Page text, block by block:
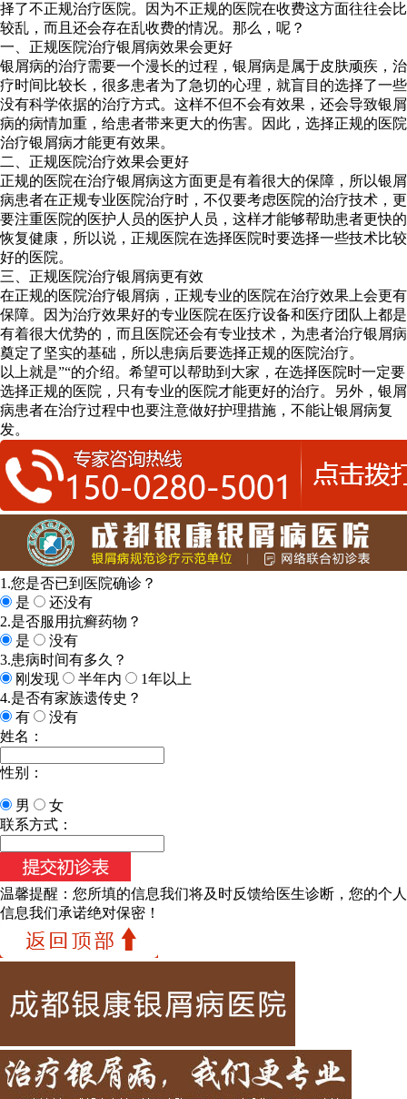
择了不正规治疗医院。因为不正规的医院在收费这方面往往会比
较乱，而且还会存在乱收费的情况。那么，呢？
一、正规医院治疗银屑病效果会更好
银屑病的治疗需要一个漫长的过程，银屑病是属于皮肤顽疾，治
疗时间比较长，很多患者为了急切的心理，就盲目的选择了一些
没有科学依据的治疗方式。这样不但不会有效果，还会导致银屑
病的病情加重，给患者带来更大的伤害。因此，选择正规的医院
治疗银屑病才能更有效果。
二、正规医院治疗效果会更好
正规的医院在治疗银屑病这方面更是有着很大的保障，所以银屑
病患者在正规专业医院治疗时，不仅要考虑医院的治疗技术，更
要注重医院的医护人员的医护人员，这样才能够帮助患者更快的
恢复健康，所以说，正规医院在选择医院时要选择一些技术比较
好的医院。
三、正规医院治疗银屑病更有效
在正规的医院治疗银屑病，正规专业的医院在治疗效果上会更有
保障。因为治疗效果好的专业医院在医疗设备和医疗团队上都是
有着很大优势的，而且医院还会有专业技术，为患者治疗银屑病
奠定了坚实的基础，所以患病后要选择正规的医院治疗。
以上就是”“的介绍。希望可以帮助到大家，在选择医院时一定要
选择正规的医院，只有专业的医院才能更好的治疗。另外，银屑
病患者在治疗过程中也要注意做好护理措施，不能让银屑病复
发。
1.您是否已到医院确诊？
是
还没有
2.是否服用抗癣药物？
是
没有
3.患病时间有多久？
刚发现
半年内
1年以上
4.是否有家族遗传史？
有
没有
姓名：
性别：
男
女
联系方式：
温馨提醒： 您所填的信息我们将及时反馈给医生诊断，您的个人
信息我们承诺绝对保密！